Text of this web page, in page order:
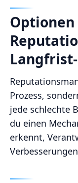
Prozess,
jede schlechte
du einen
erkennt,